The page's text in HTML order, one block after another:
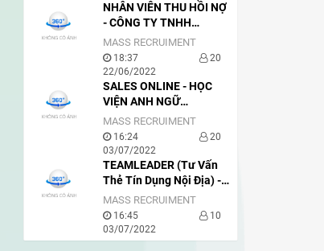
NHÂN VIÊN THU HỒI NỢ
- CÔNG TY TNHH
VIETNAM ACE
MASS RECRUIMENT
18:37
22/06/2022
20
SALES ONLINE - HỌC
VIỆN ANH NGỮ
GLOBISH
MASS RECRUIMENT
16:24
03/07/2022
20
TEAMLEADER (Tư Vấn
Thẻ Tín Dụng Nội Địa) -
VIETCREDIT
MASS RECRUIMENT
16:45
03/07/2022
10